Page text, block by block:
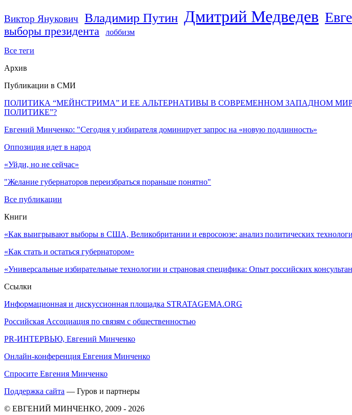
Виктор Янукович Владимир Путин Дмитрий Медведев
выборы президента лоббизм
Все теги
Архив
Публикации в СМИ
ПОЛИТИКА “МЕЙНСТРИМА” И ЕЕ АЛЬТЕРНАТИВЫ В СОВРЕМЕННОМ ЗАПАДНОМ
ПОЛИТИКЕ”?
Евгений Минченко: "Сегодня у избирателя доминирует запрос на «новую подлинность»
Оппозиция идет в народ
«Уйди, но не сейчас»
"Желание губернаторов переизбраться пораньше понятно"
Все публикации
Книги
«Как выигрывают выборы в США, Великобритании и евросоюзе: анализ политических
«Как стать и остаться губернатором»
«Универсальные избирательные технологии и страновая специфика: Опыт российских
Ссылки
Информационная и дискуссионная площадка STRATAGEMA.ORG
Российская Ассоциация по связям с общественностью
PR-ИНТЕРВЬЮ, Евгений Минченко
Онлайн-конференция Евгения Минченко
Спросите Евгения Минченко
Поддержка сайта — Гуров и партнеры
© ЕВГЕНИЙ МИНЧЕНКО, 2009 - 2026